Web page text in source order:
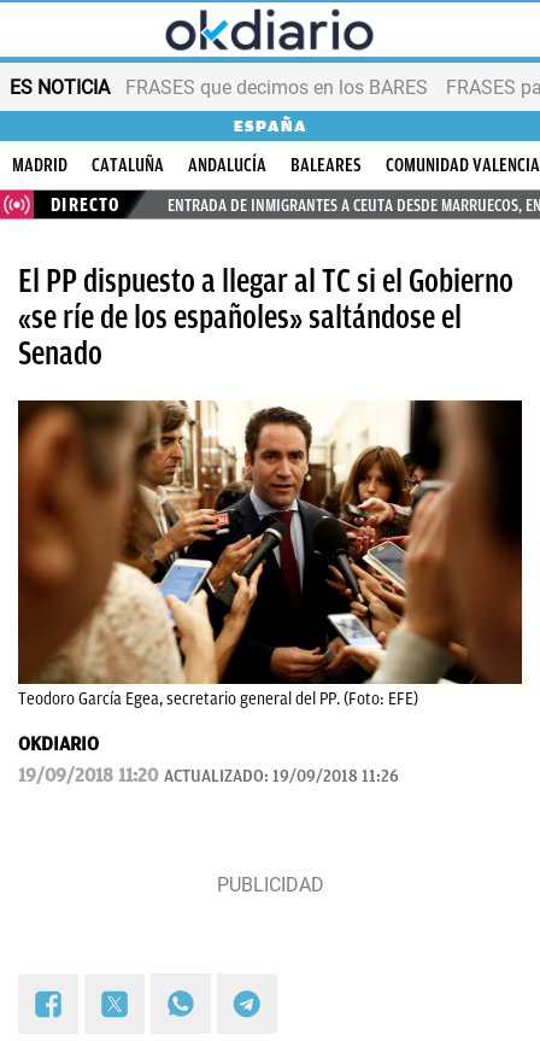
ES NOTICIA FRASES que decimos en los BARES FRASES
ESPAÑA
MADRID CATALUÑA ANDALUCÍA BALEARES
COMUNIDAD
DIRECTO
ENTRADA DE INMIGRANTES A CEUTA DESDE MARRUECOS,
El PP dispuesto a llegar al TC si el Gobierno
«se ríe de los españoles» saltándose el
Senado
Teodoro García Egea, secretario general del PP. (Foto: EFE)
OKDIARIO
19/09/2018 11:20 ACTUALIZADO: 19/09/2018 11:26